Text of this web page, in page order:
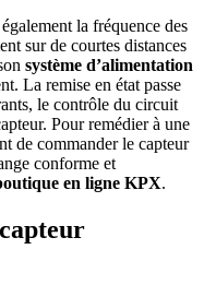
la fréquence des
sur de courtes distances
système d’alimentation
La remise en état passe
le contrôle du circuit
Pour remédier à une
de commander le capteur
conforme et
en ligne KPX.